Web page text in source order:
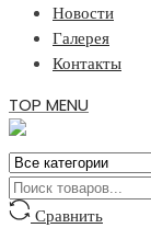
Новости
Галерея
Контакты
TOP MENU
Сравнить